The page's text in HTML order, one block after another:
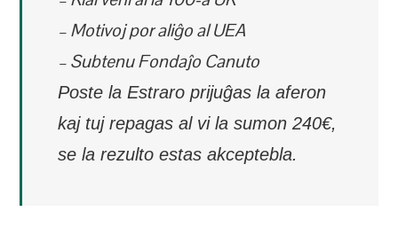
– Motivoj por aliĝo al UEA
– Subtenu Fondaĵo Canuto
Poste la Estraro prijuĝas la aferon
kaj tuj repagas al vi la sumon 240€,
se la rezulto estas akceptebla.